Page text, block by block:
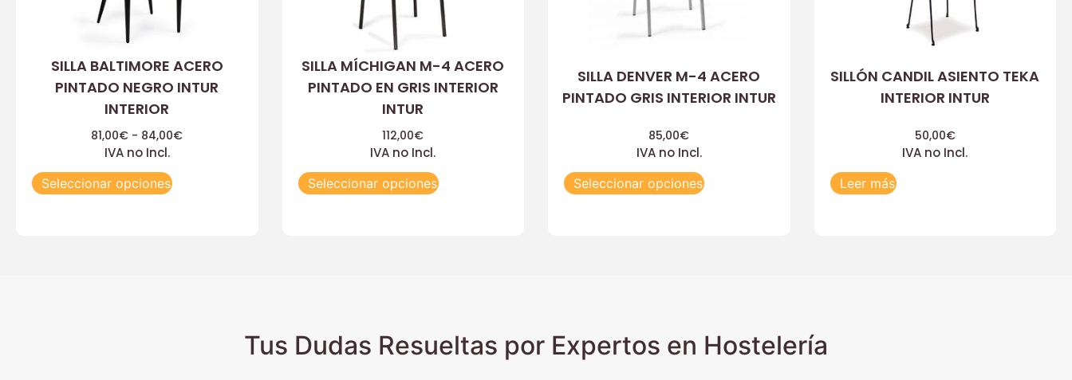
SILLA BALTIMORE ACERO
PINTADO NEGRO INTUR
INTERIOR
81,00€ - 84,00€
IVA no Incl.
Seleccionar opciones
SILLA MÍCHIGAN M-4 ACERO
PINTADO EN GRIS INTERIOR
INTUR
112,00€
IVA no Incl.
Seleccionar opciones
SILLA DENVER M-4 ACERO
PINTADO GRIS INTERIOR INTUR
85,00€
IVA no Incl.
Seleccionar opciones
SILLÓN CANDIL ASIENTO TEKA
INTERIOR INTUR
50,00€
IVA no Incl.
Leer más
Tus Dudas Resueltas por Expertos en Hostelería